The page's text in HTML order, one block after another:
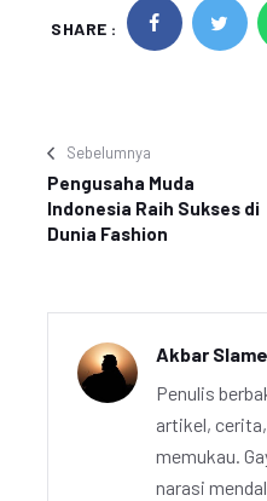
SHARE :
Sebelumnya
Pengusaha Muda
Indonesia Raih Sukses di
Dunia Fashion
Akbar
Penulis
artikel,
memukau.
narasi